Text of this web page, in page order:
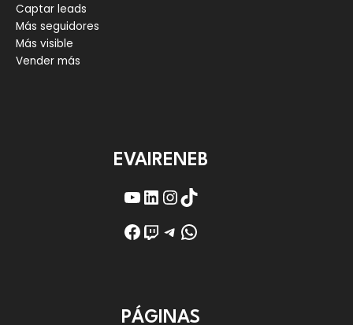
Captar leads
Más seguidores
Más visible
Vender más
EVAIRENEB
YouTube
LinkedIn
Instagram
TikTok
Facebook
Twitch
Telegram
WhatsApp
PÁGINAS